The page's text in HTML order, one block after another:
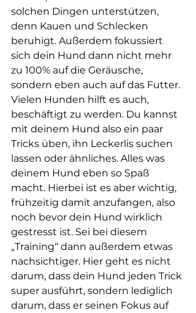
solchen Dingen unterstützen,
denn Kauen und Schlecken
beruhigt. Außerdem fokussiert
sich dein Hund dann nicht mehr
zu 100% auf die Geräusche,
sondern eben auch auf das Futter.
Vielen Hunden hilft es auch,
beschäftigt zu werden. Du kannst
mit deinem Hund also ein paar
Tricks üben, ihn Leckerlis suchen
lassen oder ähnliches. Alles was
deinem Hund eben so Spaß
macht. Hierbei ist es aber wichtig,
frühzeitig damit anzufangen, also
noch bevor dein Hund wirklich
gestresst ist. Sei bei diesem
„Training“ dann außerdem etwas
nachsichtiger. Hier geht es nicht
darum, dass dein Hund jeden Trick
super ausführt, sondern lediglich
darum, dass er seinen Fokus auf